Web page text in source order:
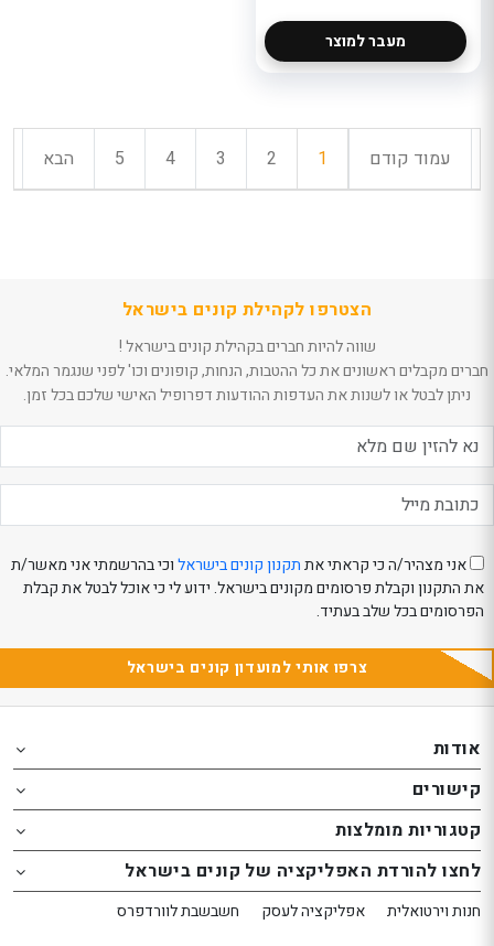
מעבר למוצר
עמוד קודם 1
2
3
4
5 הבא
הצטרפו לקהילת קונים בישראל
שווה להיות חברים בקהילת קונים בישראל !
חברים מקבלים ראשונים את כל ההטבות, הנחות, קופונים וכו' לפני שנגמר המלאי.
ניתן לבטל או לשנות את העדפות ההודעות דפרופיל האישי שלכם בכל זמן.
אני מצהיר/ה כי קראתי אתתקנון קונים בישראלוכי בהרשמתי אני מאשר/ת
את התקנון וקבלת פרסומים מקונים בישראל. ידוע לי כי אוכל לבטל את קבלת
הפרסומים בכל שלב בעתיד.
צרפו אותי למועדון קונים בישראל
footer
the
website,
באפשרותך
ללחוץ
אנטר
footer
the
website,
באפשרותך
ללחוץ
אנטר
אודות
קישורים
קטגוריות מומלצות
לחצו להורדת האפליקציה של קונים בישראל
חנות וירטואלית אפליקציה לעסק חשבשבת לוורדפרס